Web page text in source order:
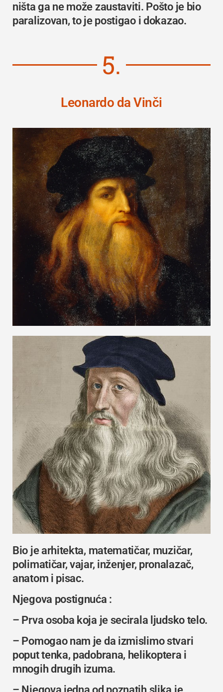
ništa ga ne može zaustaviti. Pošto je bio
paralizovan, to je postigao i dokazao.
5.
Leonardo da Vinči
Bio je arhitekta, matematičar, muzičar,
polimatičar, vajar, inženjer, pronalazač,
anatom i pisac.
Njegova postignuća :
– Prva osoba koja je secirala ljudsko telo.
– Pomogao nam je da izmislimo stvari
poput tenka, padobrana, helikoptera i
mnogih drugih izuma.